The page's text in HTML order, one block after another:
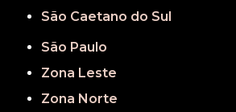
São Caetano do Sul
São Paulo
Zona Leste
Zona Norte